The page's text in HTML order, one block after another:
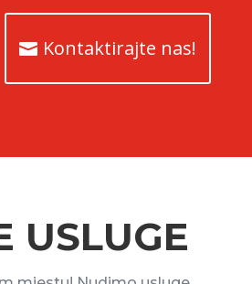
Kontaktirajte nas!
USLUGE